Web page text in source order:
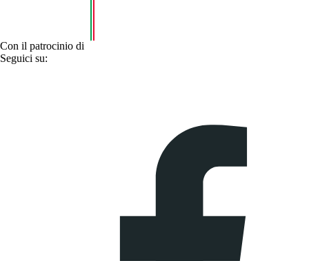
Con il patrocinio di
Seguici su: